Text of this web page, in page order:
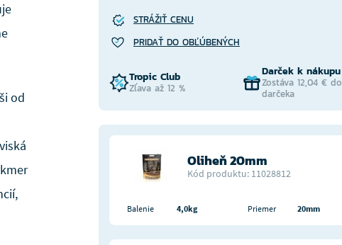
od
STRÁŽIŤ CENU
PRIDAŤ DO OBĽÚBENÝCH
Tropic Club
Zľava až 12 %
Darček k nákupu
Zostáva 12,04 € do
darčeka
Oliheň 20mm
Kód produktu: 11028812
Balenie 4,0kg Priemer 20mm